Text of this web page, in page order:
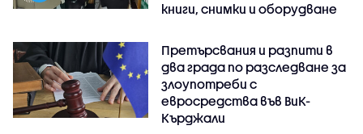
книги, снимки и оборудване
Претърсвания и разпити в
два града по разследване за
злоупотреби с
евросредства във ВиК-
Кърджали